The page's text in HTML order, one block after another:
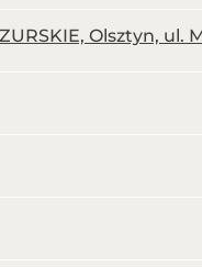
Olsztyn, ul.